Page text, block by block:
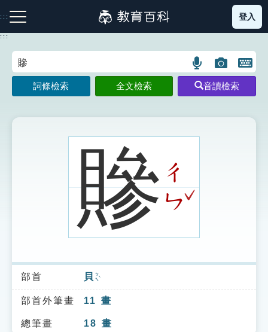
到
主
:::
注音索引圖示 筆畫索引圖示 部首索引表圖示
索引選單
知識索引
單字索引
登入
:::
語
言
搜
示
圖
片
搜
開
鍵
圖
詞條檢索 全文檢索 音讀檢索
贂ㄔ
ㄣ ˇ
部首 貝 ㄅㄟˋ
部首外筆畫 11 畫
總筆畫 18 畫